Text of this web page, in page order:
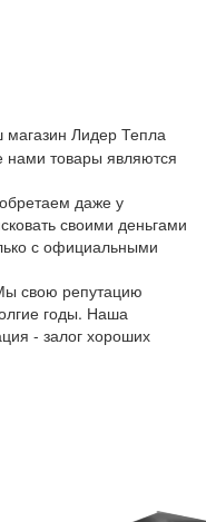
Лидер Тепла
нами товары являются
даже у
своими деньгами
с официальными
свою репутацию
годы. Наша
- залог хороших